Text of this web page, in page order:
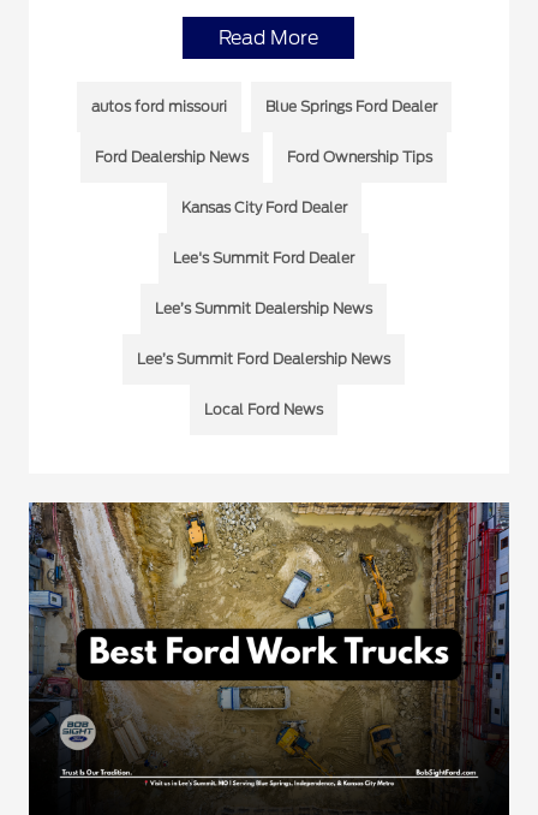
Read More
autos ford missouri Blue Springs Ford Dealer
Ford Dealership News Ford Ownership Tips
Kansas City Ford Dealer
Lee's Summit Ford Dealer
Lee’s Summit Dealership News
Lee’s Summit Ford Dealership News
Local Ford News